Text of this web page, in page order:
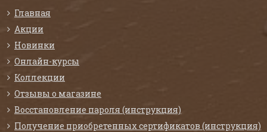
Главная
Акции
Новинки
Онлайн-курсы
Коллекции
Отзывы о магазине
Восстановление пароля (инструкция)
Получение приобретенных сертификатов (инструкция)